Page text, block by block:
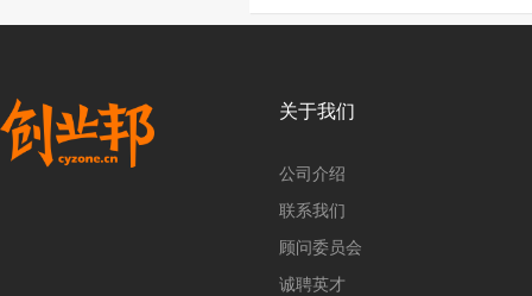
关于我们
公司介绍
联系我们
顾问委员会
诚聘英才